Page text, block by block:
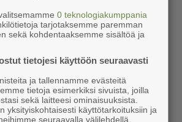
0 teknologiakumppania
tarjotaksemme paremman
sekä kohdentaaksemme sisältöä ja
tietojesi käyttöön seuraavasti
ja tallennamme evästeitä
tietoja esimerkiksi sivuista, joilla
sekä laitteesi ominaisuuksista.
yksityiskohtaisesti käyttötarkoituksiin ja
seuraavalla välilehdellä.